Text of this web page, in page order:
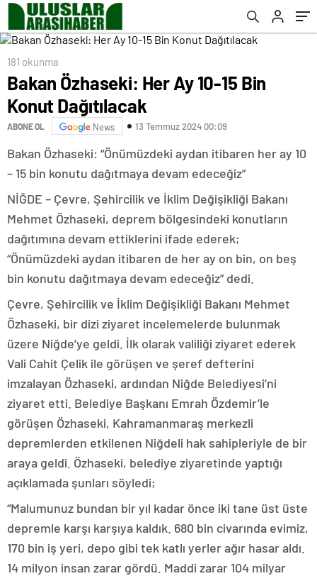
181 okunma
Bakan Özhaseki: Her Ay 10-15 Bin
Konut Dağıtılacak
ABONE OL News 13 Temmuz 2024 00:09
Bakan Özhaseki: “Önümüzdeki aydan itibaren her ay 10
– 15 bin konutu dağıtmaya devam edeceğiz”
NİĞDE – Çevre, Şehircilik ve İklim Değişikliği Bakanı
Mehmet Özhaseki, deprem bölgesindeki konutların
dağıtımına devam ettiklerini ifade ederek;
“Önümüzdeki aydan itibaren de her ay on bin, on beş
bin konutu dağıtmaya devam edeceğiz” dedi.
Çevre, Şehircilik ve İklim Değişikliği Bakanı Mehmet
Özhaseki, bir dizi ziyaret incelemelerde bulunmak
üzere Niğde’ye geldi. İlk olarak valiliği ziyaret ederek
Vali Cahit Çelik ile görüşen ve şeref defterini
imzalayan Özhaseki, ardından Niğde Belediyesi’ni
ziyaret etti. Belediye Başkanı Emrah Özdemir’le
görüşen Özhaseki, Kahramanmaraş merkezli
depremlerden etkilenen Niğdeli hak sahipleriyle de bir
araya geldi. Özhaseki, belediye ziyaretinde yaptığı
açıklamada şunları söyledi;
“Malumunuz bundan bir yıl kadar önce iki tane üst üste
depremle karşı karşıya kaldık. 680 bin civarında evimiz,
170 bin iş yeri, depo gibi tek katlı yerler ağır hasar aldı.
14 milyon insan zarar gördü. Maddi zarar 104 milyar
bütçe var